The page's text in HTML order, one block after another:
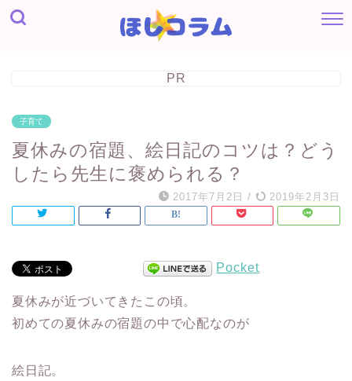
PR
子育て
夏休みの宿題、絵日記のコツは？どう
したら先生に褒められる？
2017年7月2日 / 2019年2月3日
Pocket
夏休みが近づいてきたこの頃。
初めての夏休みの宿題の中で心配なのが
絵日記。